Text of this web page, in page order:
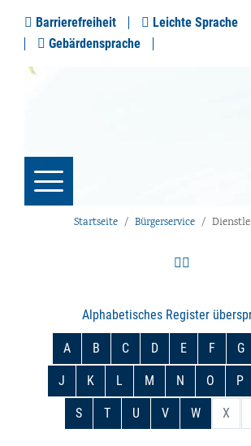
Barrierefreiheit
Leichte Sprache
Gebärdensprache
Startseite Bürgerservice
Alphabetisches Register
A B C D E F G
J K L M N O P
S T U V W X